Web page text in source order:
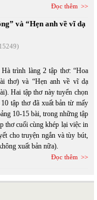
Đọc thêm
và “Hẹn anh về vĩ dạ
trình làng 2 tập thơ: “Hoa
thơ) và “Hẹn anh về vĩ dạ
Hai tập thơ này tuyển chọn
tập thơ đã xuất bản từ mấy
10-15 bài, trong những tập
thơ cuối cùng khép lại việc in
cho truyện ngắn và tùy bút,
xuất bản nữa).
Đọc thêm